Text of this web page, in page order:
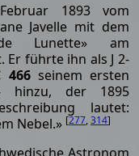
1893 vom
Javelle mit dem
Lunette» am
Er führte ihn als J 2-
466seinem ersten
hinzu, der 1895
lautet:
Nebel.» [277,314]